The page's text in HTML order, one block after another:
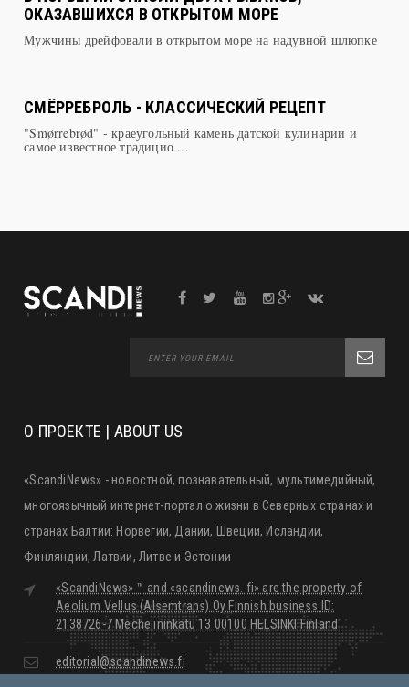
В НОРВЕГИИ СПАСЛИ ДВУХ РЫБАКОВ,
ОКАЗАВШИХСЯ В ОТКРЫТОМ МОРЕ
СМЁРРЕБРОЛЬ - КЛАССИЧЕСКИЙ РЕЦЕПТ
"Smørrebrød" - краеугольный камень датской кулинарии и
«ScandiNews» - новостной, познавательный, мультимедийный,
многоязычный интернет-портал о жизни в Северных странах и
странах Балтии: Норвегии, Дании, Швеции, Исландии,
Финляндии, Латвии, Литве и Эстонии
«ScandiNews» ™ and «scandinews. fi» are the property of
Aeolium Vellus (Alsemtrans) Oy Finnish business ID:
2138726-7 Mechelininkatu 13 00100 HELSINKI Finland